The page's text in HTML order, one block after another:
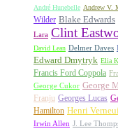
André Hunebelle Andrew V.
Wilder Blake Edwards
Lara Clint
David Lean Delmer Daves
Edward Dmytryk Elia
Francis Ford Coppola
George Cukor George
Franju Georges Lucas
Hamilton Henri
Irwin Allen J. Lee